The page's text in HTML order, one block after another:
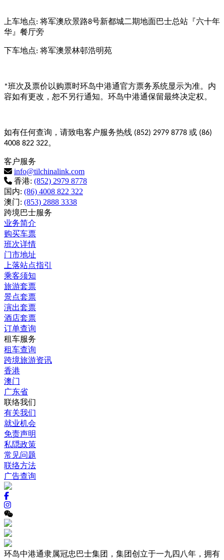
上车地点: 将军澳欣景路8号新都城二期地面巴士总站『六十年
华』餐厅旁
下车地点: 将军澳景林邨浩明苑
*班次及票价以购票时环岛中港通官方票务系统显示为准。内
容如有更改，恕不另行通知。环岛中港通保留最终决定权。
如有任何查询，请致电客户服务热线 (852) 2979 8778 或 (86)
4008 822 322。
客户服务
info@tilchinalink.com
香港: (852) 2979 8778
国内: (86) 4008 822 322
澳门: (853) 2888 3338
跨境巴士服务
业务简介
购买车票
班次详情
门市地址
上落站点指引
乘客须知
旅游套票
景点套票
演出套票
酒店套票
订单查询
租车服务
租车查询
跨境旅游资讯
香港
澳门
广东省
联络我们
有关我们
就业机会
免责声明
私隠政策
常见问题
联络方法
广告查询
环岛中港通隶属冠忠巴士集团，集团创立于一九四八年，拥有